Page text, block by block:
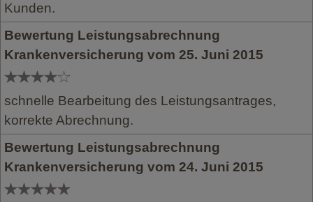
Kunden.
Bewertung Leistungsabrechnung
Krankenversicherung vom 25. Juni 2015
schnelle Bearbeitung des Leistungsantrages,
korrekte Abrechnung.
Bewertung Leistungsabrechnung
Krankenversicherung vom 24. Juni 2015